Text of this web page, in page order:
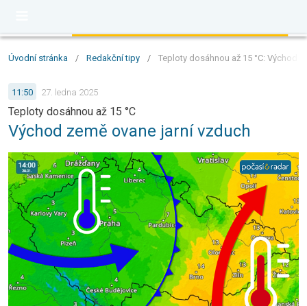
Úvodní stránka / Redakční tipy / Teploty dosáhnou až 15 °C: Východ
11:50 27. ledna 2025
Teploty dosáhnou až 15 °C
Východ země ovane jarní vzduch